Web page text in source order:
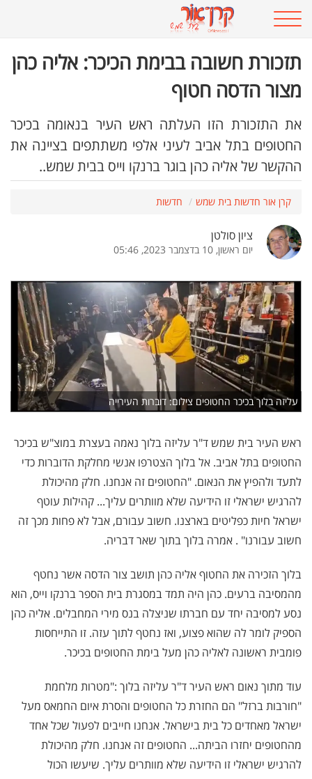
תזכורת חשובה בבימת הכיכר: אליה כהן
מצור הדסה חטוף
את התזכורת הזו העלתה ראש העיר בנאומה בכיכר
החטופים בתל אביב לעיני אלפי משתתפים בציינה את
ההקשר של אליה כהן בוגר ברנקו וייס בבית שמש..
קרן אור חדשות בית שמש חדשות
ציון סולטן
יום ראשון, 10 בדצמבר 2023, 05:46
עליזה בלוך בכיכר החטופים צילום: דוברות העירייה
ראש העיר בית שמש ד"ר עליזה בלוך נאמה בעצרת במוצ"ש בכיכר
החטופים בתל אביב. אל בלוך הצטרפו אנשי מחלקת הדוברות כדי
לתעד ולהפיץ את הנאום. "החטופים זה אנחנו. חלק מהיכולת
להרגיש ישראלי זו הידיעה שלא מוותרים עליך... קהילות עוטף
ישראל חיות כפליטים בארצנו. חשוב עבורם, אבל לא פחות מכך זה
חשוב עבורנו" . אמרה בלוך בתוך שאר דבריה.
בלוך הזכירה את החטוף אליה כהן תושב צור הדסה אשר נחטף
מהמסיבה ברעים. כהן היה תמד במסגרת בית הספר ברנקו וייס, הוא
נסע למסיבה יחד עם חברתו שניצלה בנס מירי המחבלים. אליה כהן
הספיק לומר לה שהוא פצוע, ואז נחטף לתוך עזה. זו התייחסות
פומבית ראשונה לאליה כהן מעל בימת החטופים בכיכר.
עוד מתוך נאום ראש העיר ד"ר עליזה בלוך :"מטרות מלחמת
"חורבות ברזל" הם החזרת כל החטופים והסרת איום החמאס מעל
ישראל מאחדים כל בית בישראל. אנחנו חייבים לפעול שכל אחד
מהחטופים יחזרו הביתה... החטופים זה אנחנו. חלק מהיכולת
להרגיש ישראלי זו הידיעה שלא מוותרים עליך. שיעשו הכול